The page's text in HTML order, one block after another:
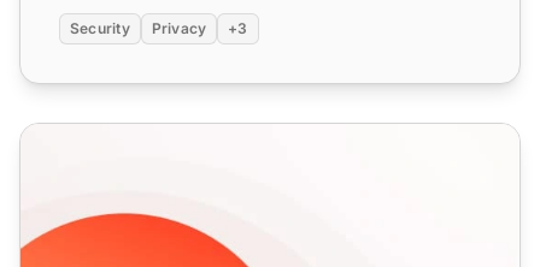
Security Privacy +3
用于安全客户支持的 HTTPS 加密